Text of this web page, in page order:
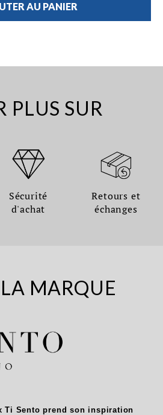
AU PANIER
PLUS SUR
Sécurité
d'achat
Retours et
échanges
MARQUE
Ti Sento prend son inspiration